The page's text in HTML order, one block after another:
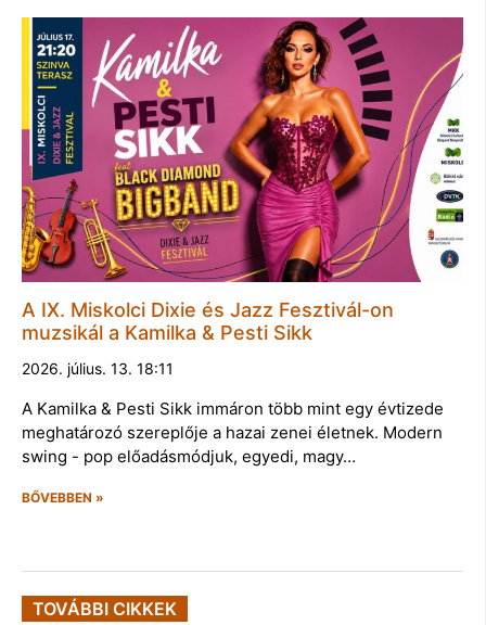
A IX. Miskolci Dixie és Jazz Fesztivál-on
muzsikál a Kamilka & Pesti Sikk
2026. július. 13. 18:11
A Kamilka & Pesti Sikk immáron több mint egy évtizede
meghatározó szereplője a hazai zenei életnek. Modern
swing - pop előadásmódjuk, egyedi, magy…
BŐVEBBEN »
TOVÁBBI CIKKEK